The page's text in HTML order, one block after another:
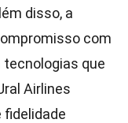
disso, a
com
que
Airlines
fidelidade